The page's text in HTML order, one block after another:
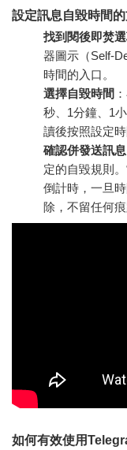
設定訊息自毀時間
找到閱後即焚
器圖示（Self-
時間的入口。
選擇自毀時間
秒、1分鐘、1
讀後按照設定時
確認併發送訊息
定的自毀規則
倒計時，一旦
除，不留任何痕
如何有效使用